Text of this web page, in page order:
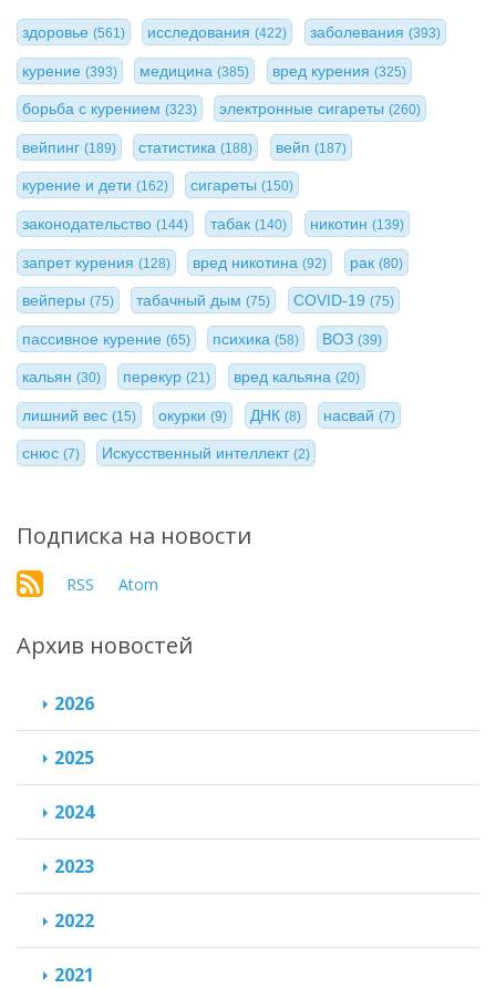
здоровье (561) исследования(422) заболевания (393)
курение (393) медицина(385) вред курения (325)
борьба с курением (323) электронные сигареты(260)
вейпинг (189) статистика(188) вейп (187)
курение и дети (162) сигареты(150)
законодательство (144) табак(140) никотин (139)
запрет курения (128) вред никотина(92) рак (80)
вейперы (75) табачный дым(75) COVID-19 (75)
пассивное курение (65) психика(58) ВОЗ (39)
кальян (30) перекур(21) вред кальяна (20)
лишний вес (15) окурки(9) ДНК (8) насвай(7)
снюс (7) Искусственный интеллект(2)
Подписка на новости
RSS Atom
Архив новостей
2026
2025
2024
2023
2022
2021